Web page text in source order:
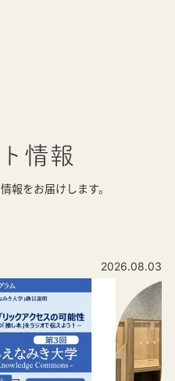
情報
報をお届けします。
2026.08.03